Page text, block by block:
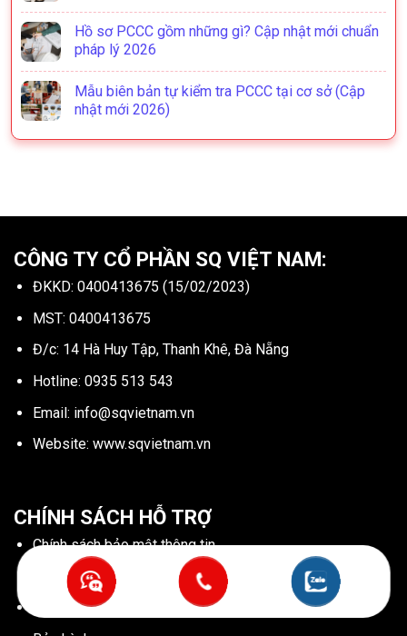
Hồ sơ PCCC gồm những gì? Cập nhật mới chuẩn
pháp lý 2026
Mẫu biên bản tự kiểm tra PCCC tại cơ sở (Cập
nhật mới 2026)
CÔNG TY CỔ PHẦN SQ VIỆT NAM:
ĐKKD: 0400413675 (15/02/2023)
MST: 0400413675
Đ/c: 14 Hà Huy Tập, Thanh Khê, Đà Nẵng
Hotline: 0935 513 543
Email: info@sqvietnam.vn
Website: www.sqvietnam.vn
CHÍNH SÁCH HỖ TRỢ
Chính sách bảo mật thông tin
Chính sách điểu khoản sử dụng website
Chính sách cookies